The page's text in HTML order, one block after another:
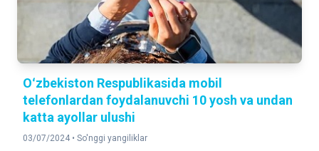
Oʻzbekiston Respublikasida mobil
telefonlardan foydalanuvchi 10 yosh va undan
katta ayollar ulushi
03/07/2024 • So'nggi yangiliklar